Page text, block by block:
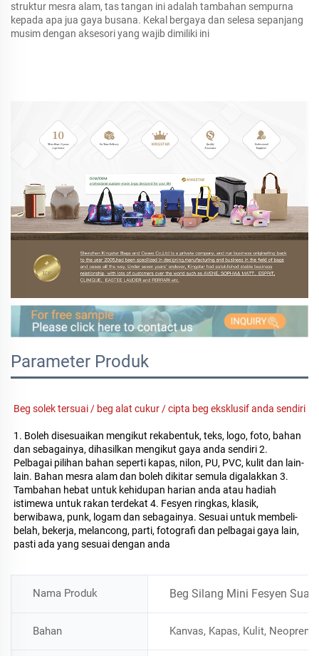
struktur mesra alam, tas tangan ini adalah tambahan sempurna
kepada apa jua gaya busana. Kekal bergaya dan selesa sepanjang
musim dengan aksesori yang wajib dimiliki ini
Parameter Produk
1. Boleh disesuaikan mengikut rekabentuk, teks, logo, foto, bahan
dan sebagainya, dihasilkan mengikut gaya anda sendiri 2.
Pelbagai pilihan bahan seperti kapas, nilon, PU, PVC, kulit dan lain-
lain. Bahan mesra alam dan boleh dikitar semula digalakkan 3.
Tambahan hebat untuk kehidupan harian anda atau hadiah
istimewa untuk rakan terdekat 4. Fesyen ringkas, klasik,
berwibawa, punk, logam dan sebagainya. Sesuai untuk membeli-
belah, bekerja, melancong, parti, fotografi dan pelbagai gaya lain,
pasti ada yang sesuai dengan anda
Nama Produk Beg Silang Mini Fesyen Suai
Bahan Kanvas, Kapas, Kulit,